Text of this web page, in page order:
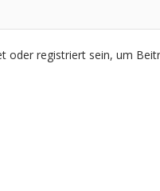
oder registriert sein, um